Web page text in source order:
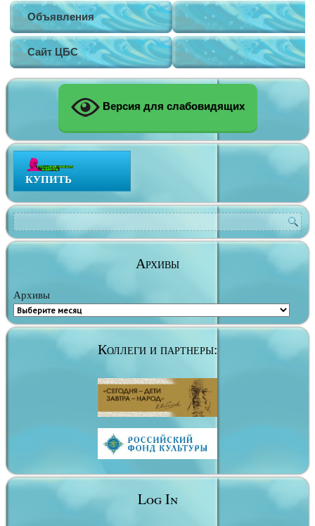
Объявления
Сайт ЦБС
Версия для слабовидящих
КУПИТЬ
Архивы
Архивы
Коллеги и партнеры:
Log In